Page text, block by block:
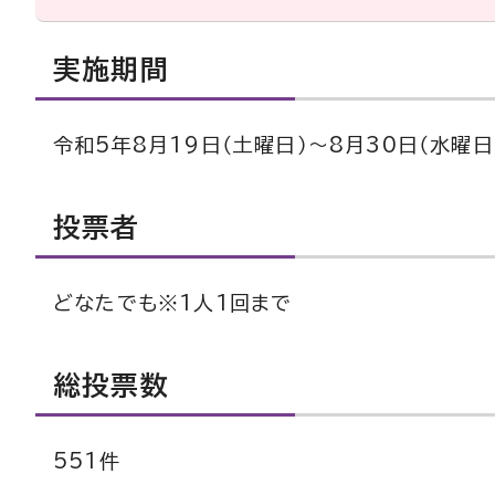
実施期間
令和5年8月19日（土曜日）～8月30日（水曜日
投票者
どなたでも※1人1回まで
総投票数
551件